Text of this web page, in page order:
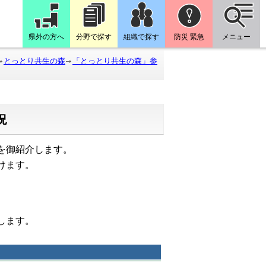
県外の方へ 分野で探す 組織で探す 防災 緊急 メニュー
とっとり共生の森
「とっとり共生の森」参
紹介します。
す。
ます。